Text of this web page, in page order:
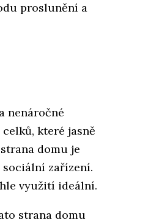
proslunění a
nenáročné
které jasně
domu je
zařízení.
využití ideální.
strana domu